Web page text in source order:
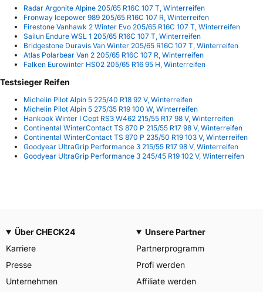
Radar Argonite Alpine 205/65 R16C 107 T, Winterreifen
Fronway Icepower 989 205/65 R16C 107 R, Winterreifen
Firestone Vanhawk 2 Winter Evo 205/65 R16C 107 T, Winterreifen
Sailun Endure WSL 1 205/65 R16C 107 T, Winterreifen
Bridgestone Duravis Van Winter 205/65 R16C 107 T, Winterreifen
Atlas Polarbear Van 2 205/65 R16C 107 R, Winterreifen
Falken Eurowinter HS02 205/65 R16 95 H, Winterreifen
Testsieger Reifen
Michelin Pilot Alpin 5 225/40 R18 92 V, Winterreifen
Michelin Pilot Alpin 5 275/35 R19 100 W, Winterreifen
Hankook Winter I Cept RS3 W462 215/55 R17 98 V, Winterreifen
Continental WinterContact TS 870 P 215/55 R17 98 V, Winterreifen
Continental WinterContact TS 870 P 235/50 R19 103 V, Winterreifen
Goodyear UltraGrip Performance 3 215/55 R17 98 V, Winterreifen
Goodyear UltraGrip Performance 3 245/45 R19 102 V, Winterreifen
Über CHECK24
Karriere
Presse
Unternehmen
Unsere Partner
Partnerprogramm
Profi werden
Affiliate werden